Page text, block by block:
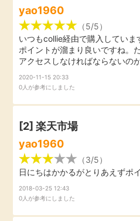
無料
即日還元
ゲーム
買い物
モニター
クレジットカード
暮らし
引っ越し
買取・査定
学び
進学・教育
美容・健康
yao1960
（5/5）
いつもcollie経由で購入していま
ポイントが溜まり良いですね。
アクセスしなければならないの
2020-11-15 20:33
0人が参考にしました
[2]楽天市場
yao1960
（3/5）
日にちはかかるがとりあえずポ
2018-03-25 12:43
0人が参考にしました